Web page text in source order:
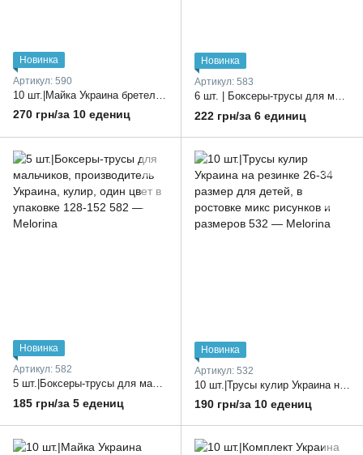
Новинка
Артикул: 590
270 грн/за 10 едениц
Новинка
Артикул: 583
6 шт. | Боксеры-трусы для мальчиков, Украина, кулир, один цвет в упаковке 86-140 гг.
222 грн/за 6 единиц
Новинка
Артикул: 582
5 шт.|Боксеры-трусы для мальчиков, производитель Украина, кулир, один цвет в упаковке 128-152
185 грн/за 5 едениц
Новинка
Артикул: 532
190 грн/за 10 едениц